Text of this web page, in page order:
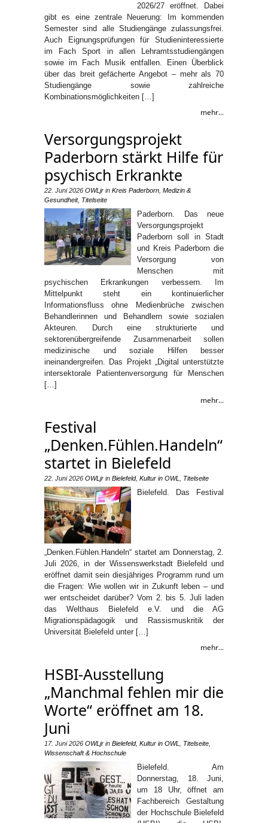
2026/27 eröffnet. Dabei
gibt es eine zentrale Neuerung: Im kommenden
Semester sind alle Studiengänge zulassungsfrei.
Auch Eignungsprüfungen für Studieninteressierte
im Fach Sport in allen Lehramtsstudiengängen
sowie im Fach Musik entfallen. Einen Überblick
über das breit gefächerte Angebot – mehr als 70
Studiengänge sowie zahlreiche
Kombinationsmöglichkeiten […]
mehr...
Versorgungsprojekt
Paderborn stärkt Hilfe für
psychisch Erkrankte
22. Juni 2026 OWLjr in Kreis Paderborn Medizin &
Gesundheit, Titelseite
Paderborn. Das neue
Versorgungsprojekt
Paderborn soll in Stadt
und Kreis Paderborn die
Versorgung von
Menschen mit
psychischen Erkrankungen verbessern. Im
Mittelpunkt steht ein kontinuierlicher
Informationsfluss ohne Medienbrüche zwischen
Behandlerinnen und Behandlern sowie sozialen
Akteuren. Durch eine strukturierte und
sektorenübergreifende Zusammenarbeit sollen
medizinische und soziale Hilfen besser
ineinandergreifen. Das Projekt „Digital unterstützte
intersektorale Patientenversorgung für Menschen
[…]
mehr...
Festival
„Denken.Fühlen.Handeln“
startet in Bielefeld
22. Juni 2026 OWLjr in Bielefeld, Kultur in OWL Titelseite
Bielefeld. Das Festival
„Denken.Fühlen.Handeln“ startet am Donnerstag, 2.
Juli 2026, in der Wissenswerkstadt Bielefeld und
eröffnet damit sein diesjähriges Programm rund um
die Fragen: Wie wollen wir in Zukunft leben – und
wer entscheidet darüber? Vom 2. bis 5. Juli laden
das Welthaus Bielefeld e.V. und die AG
Migrationspädagogik und Rassismuskritik der
Universität Bielefeld unter […]
mehr...
HSBI-Ausstellung
„Manchmal fehlen mir die
Worte“ eröffnet am 18.
Juni
17. Juni 2026 OWLjr in Bielefeld, Kultur in OWL Titelseite
Wissenschaft & Hochschule
Bielefeld. Am
Donnerstag, 18. Juni,
um 18 Uhr, öffnet am
Fachbereich Gestaltung
der Hochschule Bielefeld